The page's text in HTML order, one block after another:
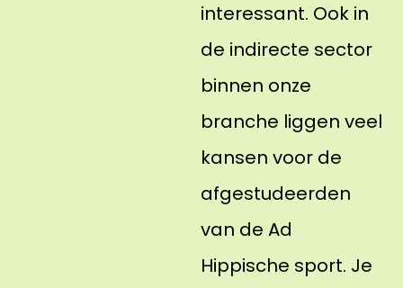
interessant. Ook in
de indirecte sector
binnen onze
branche liggen veel
kansen voor de
afgestudeerden
van de Ad
Hippische sport. Je